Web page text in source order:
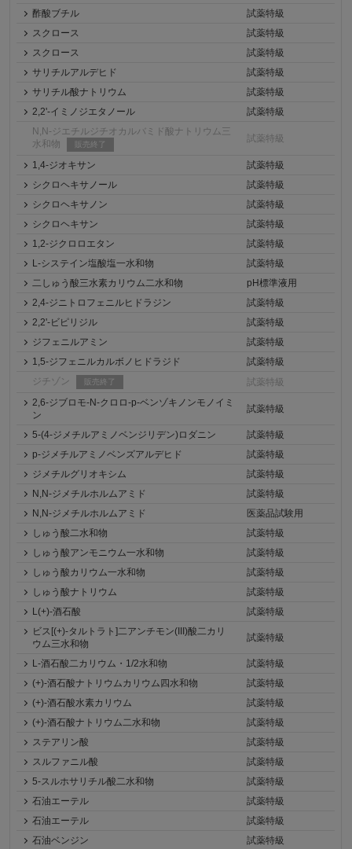
酢酸ブチル
試薬特級
スクロース
試薬特級
スクロース
試薬特級
サリチルアルデヒド
試薬特級
サリチル酸ナトリウム
試薬特級
2,2'-イミノジエタノール
試薬特級
N,N-ジエチルジチオカルバミド酸ナトリウム三
水和物
販売終了
試薬特級
1,4-ジオキサン
試薬特級
シクロヘキサノール
試薬特級
シクロヘキサノン
試薬特級
シクロヘキサン
試薬特級
1,2-ジクロロエタン
試薬特級
L-システイン塩酸塩一水和物
試薬特級
二しゅう酸三水素カリウム二水和物
pH標準液用
2,4-ジニトロフェニルヒドラジン
試薬特級
2,2'-ビピリジル
試薬特級
ジフェニルアミン
試薬特級
1,5-ジフェニルカルボノヒドラジド
試薬特級
ジチゾン
販売終了
試薬特級
2,6-ジブロモ-N-クロロ-p-ベンゾキノンモノイミ
ン
試薬特級
5-(4-ジメチルアミノベンジリデン)ロダニン
試薬特級
p-ジメチルアミノベンズアルデヒド
試薬特級
ジメチルグリオキシム
試薬特級
N,N-ジメチルホルムアミド
試薬特級
N,N-ジメチルホルムアミド
医薬品試験用
しゅう酸二水和物
試薬特級
しゅう酸アンモニウム一水和物
試薬特級
しゅう酸カリウム一水和物
試薬特級
しゅう酸ナトリウム
試薬特級
L(+)-酒石酸
試薬特級
ビス[(+)-タルトラト]二アンチモン(III)酸二カリ
ウム三水和物
試薬特級
L-酒石酸二カリウム・1/2水和物
試薬特級
(+)-酒石酸ナトリウムカリウム四水和物
試薬特級
(+)-酒石酸水素カリウム
試薬特級
(+)-酒石酸ナトリウム二水和物
試薬特級
ステアリン酸
試薬特級
スルファニル酸
試薬特級
5-スルホサリチル酸二水和物
試薬特級
石油エーテル
試薬特級
石油エーテル
試薬特級
石油ベンジン
試薬特級